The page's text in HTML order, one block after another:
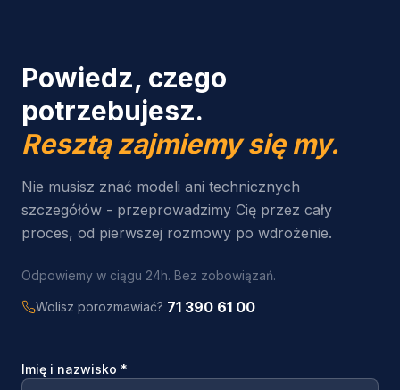
Powiedz, czego
potrzebujesz.
Resztą zajmiemy się my.
Nie musisz znać modeli ani technicznych
szczegółów - przeprowadzimy Cię przez cały
proces, od pierwszej rozmowy po wdrożenie.
Odpowiemy w ciągu 24h. Bez zobowiązań.
Wolisz porozmawiać? 71 390 61 00
Imię i nazwisko *